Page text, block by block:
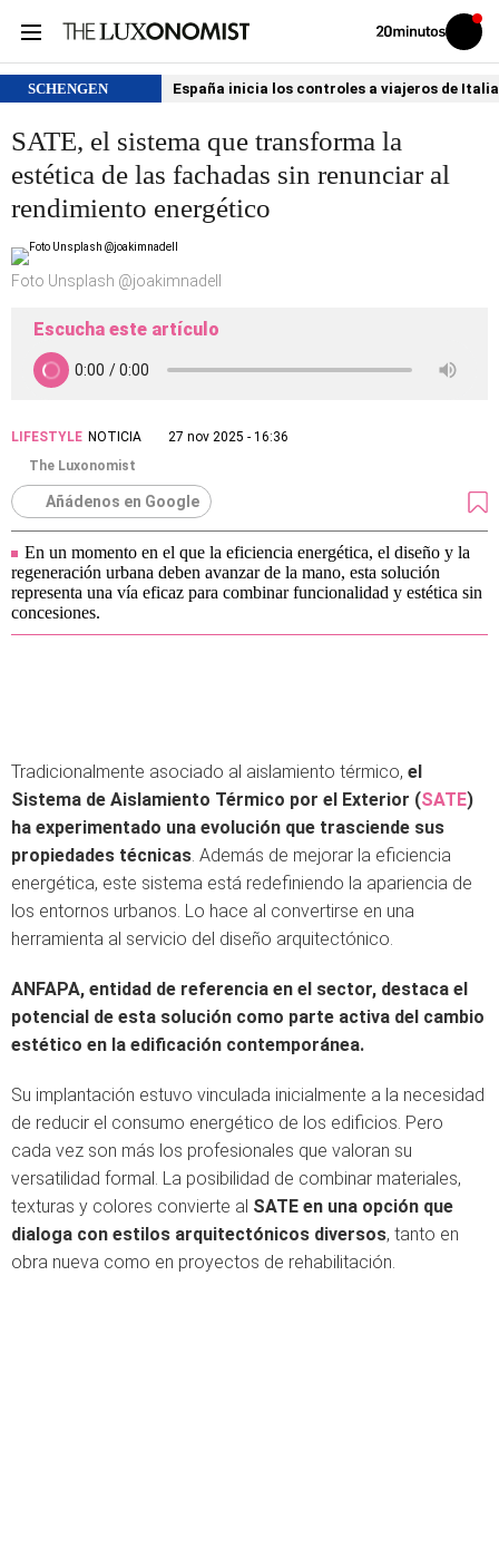
Volver
Iniciar
sesión
SCHENGEN España inicia los controles a viajeros de
SATE, el sistema que transforma la
estética de las fachadas sin renunciar al
rendimiento energético
Foto Unsplash @joakimnadell
Escucha este artículo
LIFESTYLE NOTICIA
27 nov 2025 - 16:36
The Luxonomist
Añádenos en Google
En un momento en el que la eficiencia energética, el diseño y la
regeneración urbana deben avanzar de la mano, esta solución
representa una vía eficaz para combinar funcionalidad y estética sin
concesiones.
Tradicionalmente asociado al aislamiento térmico, el
Sistema de Aislamiento Térmico por el Exterior (SATE)
ha experimentado una evolución que trasciende sus
propiedades técnicas. Además de mejorar la eficiencia
energética, este sistema está redefiniendo la apariencia de
los entornos urbanos. Lo hace al convertirse en una
herramienta al servicio del diseño arquitectónico.
ANFAPA, entidad de referencia en el sector, destaca el
potencial de esta solución como parte activa del cambio
estético en la edificación contemporánea.
Su implantación estuvo vinculada inicialmente a la necesidad
de reducir el consumo energético de los edificios. Pero
cada vez son más los profesionales que valoran su
versatilidad formal. La posibilidad de combinar materiales,
texturas y colores convierte al SATE en una opción que
dialoga con estilos arquitectónicos diversos, tanto en
obra nueva como en proyectos de rehabilitación.